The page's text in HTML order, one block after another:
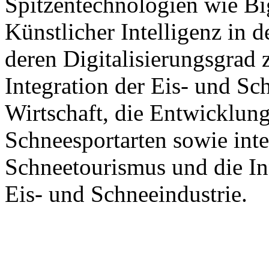
Künstlicher Intelligenz in
deren Digitalisierungsgrad
Integration der Eis- und
Wirtschaft, die
Schneesportarten sowie
Schneetourismus und die
Eis- und Schneeindustrie.